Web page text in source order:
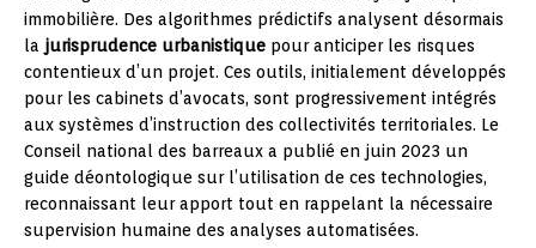
immobilière. Des algorithmes prédictifs analysent désormais
la jurisprudence urbanistique pour anticiper les risques
contentieux d’un projet. Ces outils, initialement développés
pour les cabinets d’avocats, sont progressivement intégrés
aux systèmes d’instruction des collectivités territoriales. Le
Conseil national des barreaux a publié en juin 2023 un
guide déontologique sur l’utilisation de ces technologies,
reconnaissant leur apport tout en rappelant la nécessaire
supervision humaine des analyses automatisées.